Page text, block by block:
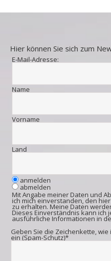
Hier können Sie sich zum
E-Mail-Adresse:
Name
Vorname
Land
anmelden
abmelden
Mit Angabe meiner Daten und
ich mich einverstanden, den
zu erhalten. Meine Daten
Dieses Einverständnis kann
ausführliche Informationen in
Geben Sie die Zeichenkette,
ein (Spam-Schutz)*